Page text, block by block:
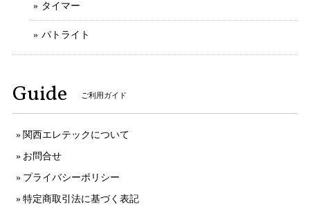
タイマー
パトライト
Guide ご利用ガイド
関西エレテックについて
お問合せ
プライバシーポリシー
特定商取引法に基づく表記